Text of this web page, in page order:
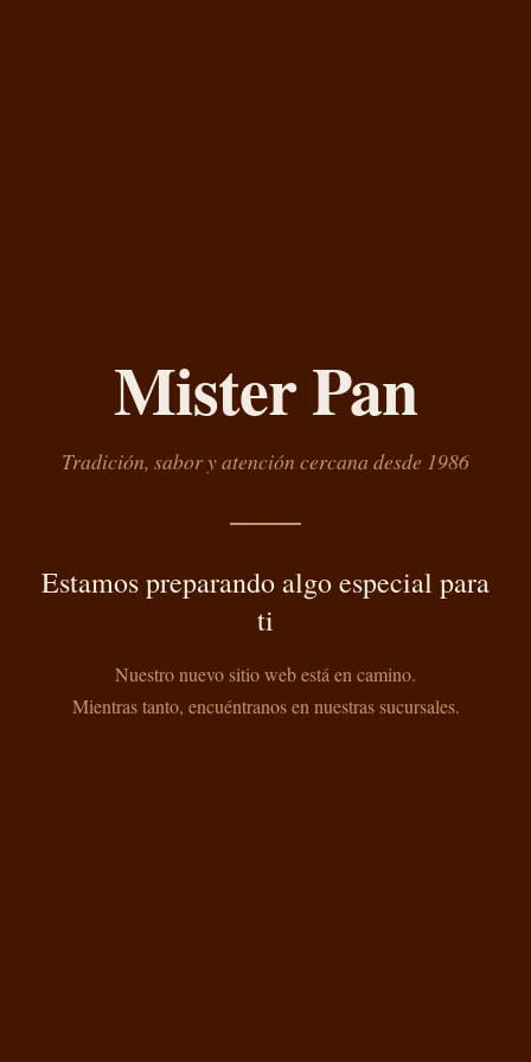
Mister Pan
Tradición, sabor y atención cercana desde 1986
Estamos preparando algo especial para
ti
Nuestro nuevo sitio web está en camino.
Mientras tanto, encuéntranos en nuestras sucursales.